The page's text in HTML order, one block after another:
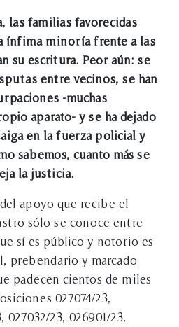
las familias favorecidas
ínfima minoría frente a las
su escritura. Peor aún: se
entre vecinos, se han
-muchas
aparato- y se ha dejado
en la fuerza policial y
sabemos, cuanto más se
la justicia.
apoyo que recibe el
sólo se conoce entre
sí es público y notorio es
prebendario y marcado
padecen cientos de miles
027074/23,
027032/23, 026901/23,